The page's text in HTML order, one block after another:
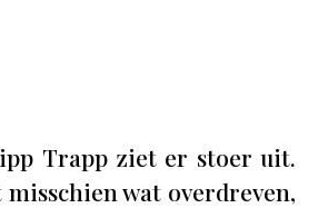
Trapp ziet er stoer uit.
wat overdreven,